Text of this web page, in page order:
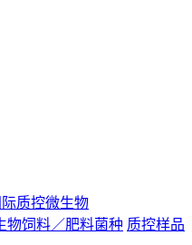
际质控微生物
物饲料／肥料菌种 质控样品